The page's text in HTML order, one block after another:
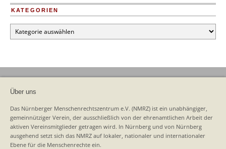
KATEGORIEN
Kategorien
Über uns
Das Nürnberger Menschenrechtszentrum e.V. (NMRZ) ist ein unabhängiger,
gemeinnütziger Verein, der ausschließlich von der ehrenamtlichen Arbeit der
aktiven Vereinsmitglieder getragen wird. In Nürnberg und von Nürnberg
ausgehend setzt sich das NMRZ auf lokaler, nationaler und internationaler
Ebene für die Menschenrechte ein.